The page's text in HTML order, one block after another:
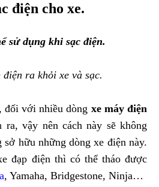
điện cho xe.
sử dụng khi sạc điện.
ra khỏi xe và sạc.
đối với nhiều dòng xe máy điện
ra, vậy nên cách này sẽ không
sở hữu những dòng xe điện này.
đạp điện thì có thể tháo được
, Yamaha, Bridgestone, Ninja…